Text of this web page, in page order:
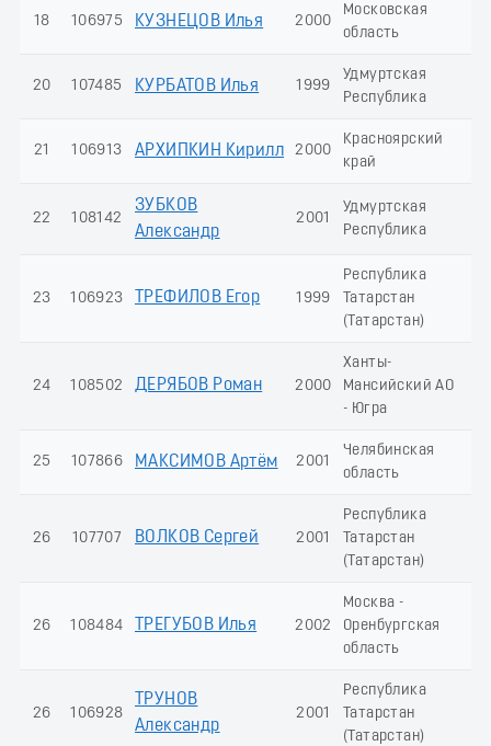
18 106975 КУЗНЕЦОВ Илья 2000
Московская
область
20 107485 КУРБАТОВ Илья 1999
Удмуртская
Республика
21 106913 АРХИПКИН Кирилл 2000
Красноярский
край
22 108142
ЗУБКОВ
Александр
2001
Удмуртская
Республика
23 106923 ТРЕФИЛОВ Егор 1999
Республика
Татарстан
(Татарстан)
24 108502 ДЕРЯБОВ Роман 2000
Ханты-
Мансийский АО
- Югра
25 107866 МАКСИМОВ Артём 2001
Челябинская
область
26 107707 ВОЛКОВ Сергей 2001
Республика
Татарстан
(Татарстан)
26 108484 ТРЕГУБОВ Илья 2002
Москва -
Оренбургская
область
26 106928
ТРУНОВ
Александр
2001
Республика
Татарстан
(Татарстан)